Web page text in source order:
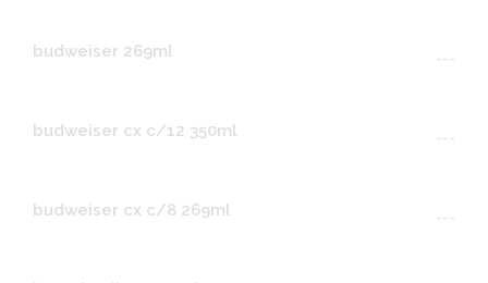
budweiser 269ml ---
budweiser cx c/12 350ml ---
budweiser cx c/8 269ml ---